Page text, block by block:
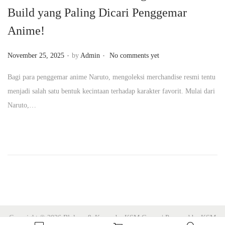
n
Build yang Paling Dicari Penggemar
Anime!
P
November 25, 2025 . by Admin . No comments yet
Bagi para penggemar anime Naruto, mengoleksi merchandise resmi tentu
menjadi salah satu bentuk kecintaan terhadap karakter favorit. Mulai dari
Naruto,…
Copyright © 2026 Blokees & Kayou by KSM Group | Powered by KSM